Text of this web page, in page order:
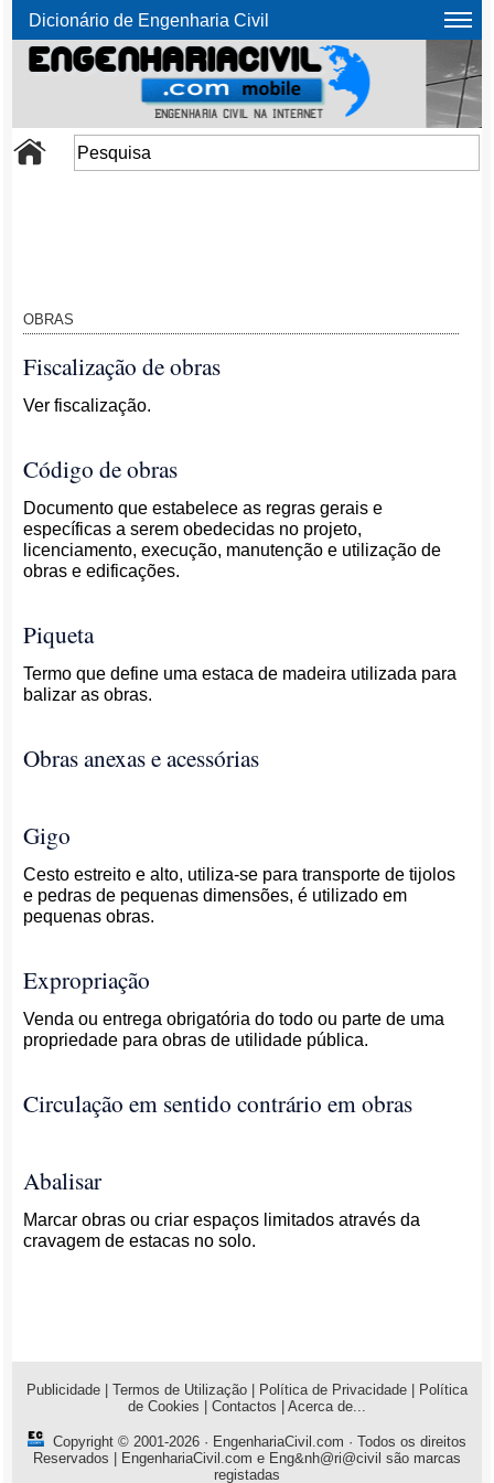
Dicionário de Engenharia Civil
OBRAS
Fiscalização de obras
Ver fiscalização.
Código de obras
Documento que estabelece as regras gerais e
específicas a serem obedecidas no projeto,
licenciamento, execução, manutenção e utilização de
obras e edificações.
Piqueta
Termo que define uma estaca de madeira utilizada para
balizar as obras.
Obras anexas e acessórias
Gigo
Cesto estreito e alto, utiliza-se para transporte de tijolos
e pedras de pequenas dimensões, é utilizado em
pequenas obras.
Expropriação
Venda ou entrega obrigatória do todo ou parte de uma
propriedade para obras de utilidade pública.
Circulação em sentido contrário em obras
Abalisar
Marcar obras ou criar espaços limitados através da
cravagem de estacas no solo.
Publicidade Termos de Utilização Política de Privacidade
Política
de Cookies
Contactos Acerca de...
Copyright © 2001-2026 · EngenhariaCivil.com · Todos os direitos
Reservados | EngenhariaCivil.com e Eng&nh@ri@civil são marcas
registadas